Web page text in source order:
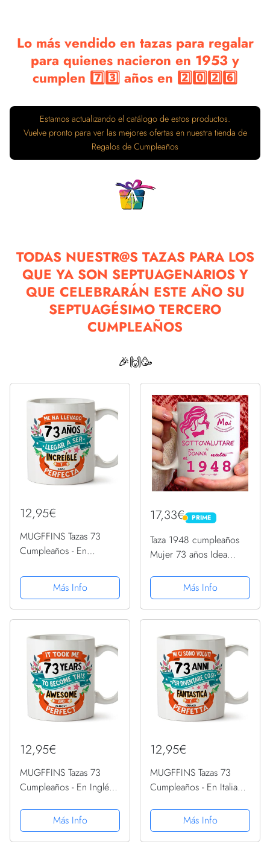
Lo más vendido en tazas para regalar
para quienes nacieron en 1953 y
cumplen 7️⃣3️⃣ años en 2️⃣0️⃣2️⃣6️⃣
Estamos actualizando el catálogo de estos productos.
Vuelve pronto para ver las mejores ofertas en nuestra tienda de
Regalos de Cumpleaños
TODAS NUESTR@S TAZAS PARA LOS
QUE YA SON SEPTUAGENARIOS Y
QUE CELEBRARÁN ESTE AÑO SU
SEPTUAGÉSIMO TERCERO
CUMPLEAÑOS
🎉🙌🥳
12,95€
MUGFFINS Tazas 73
Cumpleaños - En
73 años llegar a ser
increíble - 11 oz - Regalo
original y divertido
Más Info
17,33€ PRIME
PRIME
Taza 1948 cumpleaños
Mujer 73 años Idea
una mujer nacida en
1948
Más Info
12,95€
MUGFFINS Tazas 73
Cumpleaños - En Inglés -
become perfect - 11 oz -
Regalo original y
Más Info
12,95€
MUGFFINS Tazas 73
Cumpleaños - En Italiano
anni per diventare cosi
fantastico - 11 oz -
Más Info